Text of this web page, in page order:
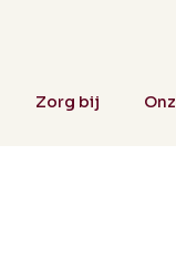
Zorg bij